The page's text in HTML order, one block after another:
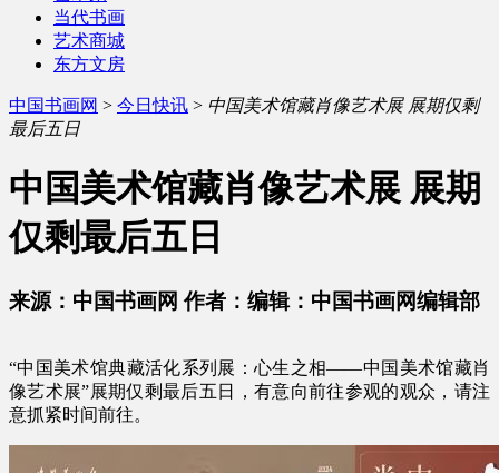
当代书画
艺术商城
东方文房
中国书画网 > 今日快讯 > 中国美术馆藏肖像艺术展 展期仅剩
最后五日
中国美术馆藏肖像艺术展 展期
仅剩最后五日
来源：中国书画网 作者：编辑：中国书画网编辑部
“中国美术馆典藏活化系列展：心生之相——中国美术馆藏肖
像艺术展”展期仅剩最后五日，有意向前往参观的观众，请注
意抓紧时间前往。